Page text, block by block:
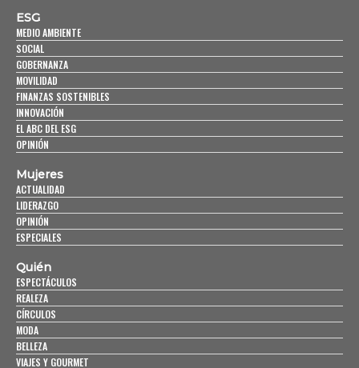
ESG
MEDIO AMBIENTE
SOCIAL
GOBERNANZA
MOVILIDAD
FINANZAS SOSTENIBLES
INNOVACIÓN
EL ABC DEL ESG
OPINIÓN
Mujeres
ACTUALIDAD
LIDERAZGO
OPINIÓN
ESPECIALES
Quién
ESPECTÁCULOS
REALEZA
CÍRCULOS
MODA
BELLEZA
VIAJES Y GOURMET